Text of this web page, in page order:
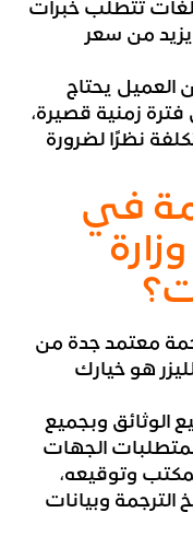
تتطلب خبرات
من سعر
العميل يحتاج
زمنية قصيرة،
نظرًا لضرورة
في
معتمد جدة من
هو خيارك
الوثائق وبجميع
بمتطلبات الجهات
وتوقيعه،
الترجمة وبيانات